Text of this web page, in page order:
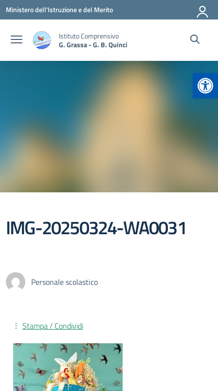
Vai ai contenuti
Vai al menu di navigazione
Vai al footer
Ministero dell'Istruzione e del Merito
Istituto Comprensivo
G. Grassa - G. B. Quinci
IMG-20250324-WA0031
Personale scolastico
Stampa / Condividi